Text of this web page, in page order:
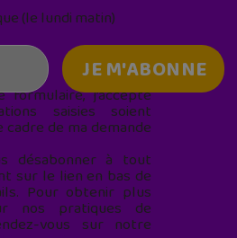
(le lundi matin)
j’accepte
saisies soient
de ma demande
désabonner à tout
sur le lien en bas de
Pour obtenir plus
nos pratiques de
vous sur notre